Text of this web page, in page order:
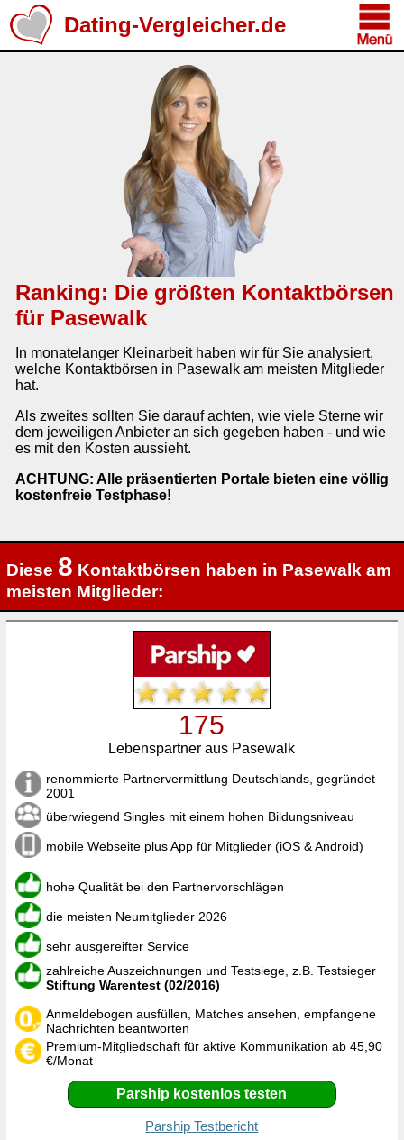
Dating-Vergleicher.de
Ranking: Die größten Kontaktbörsen
für Pasewalk
In monatelanger Kleinarbeit haben wir für Sie analysiert,
welche Kontaktbörsen in Pasewalk am meisten Mitglieder
hat.
Als zweites sollten Sie darauf achten, wie viele Sterne wir
dem jeweiligen Anbieter an sich gegeben haben - und wie
es mit den Kosten aussieht.
ACHTUNG: Alle präsentierten Portale bieten eine völlig
kostenfreie Testphase!
Diese 8 Kontaktbörsen haben in Pasewalk am
meisten Mitglieder:
175
Lebenspartner aus Pasewalk
renommierte Partnervermittlung Deutschlands, gegründet
2001
überwiegend Singles mit einem hohen Bildungsniveau
mobile Webseite plus App für Mitglieder (iOS & Android)
hohe Qualität bei den Partnervorschlägen
die meisten Neumitglieder 2026
sehr ausgereifter Service
zahlreiche Auszeichnungen und Testsiege, z.B. Testsieger
Stiftung Warentest (02/2016)
Anmeldebogen ausfüllen, Matches ansehen, empfangene
Nachrichten beantworten
Premium-Mitgliedschaft für aktive Kommunikation ab 45,90
€/Monat
Parship kostenlos testen
Parship Testbericht